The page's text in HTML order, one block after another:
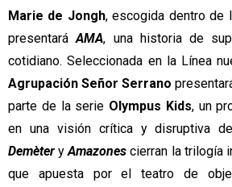
Marie de Jongh, escogida dentro de
presentará AMA, una historia de
Agrupación Señor Serrano
parte de la serie Olympus Kids, un
Demèter y Amazones cierran la trilogía
que apuesta por el teatro de